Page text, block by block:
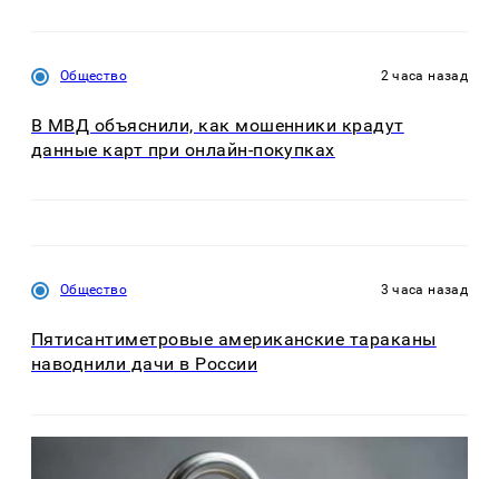
Общество 2 часа назад
В МВД объяснили, как мошенники крадут
данные карт при онлайн-покупках
Общество 3 часа назад
Пятисантиметровые американские тараканы
наводнили дачи в России